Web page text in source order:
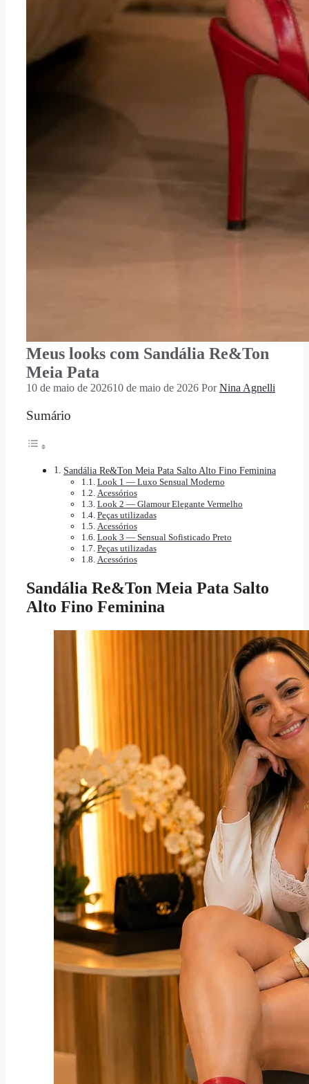
Meus looks com Sandália Re&Ton
Meia Pata
10 de maio de 202610 de maio de 2026 PorNina Agnelli
Sumário
Sandália Re&Ton Meia Pata Salto Alto Fino Feminina
Look 1 — Luxo Sensual Moderno
Acessórios
Look 2 — Glamour Elegante Vermelho
Peças utilizadas
Acessórios
Look 3 — Sensual Sofisticado Preto
Peças utilizadas
Acessórios
Sandália Re&Ton Meia Pata Salto
Alto Fino Feminina